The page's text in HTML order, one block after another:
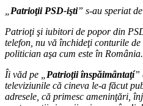
„Patrioţii PSD-işti” s-au speriat
Patrioţi şi iubitori de popor din
telefon, nu vă închideţi conturile
politician aşa cum este în
Îi văd pe „Patrioţii înspăimântaţí”
televiziunile că cineva le-a făcut
adresele, că primesc ameninţări,